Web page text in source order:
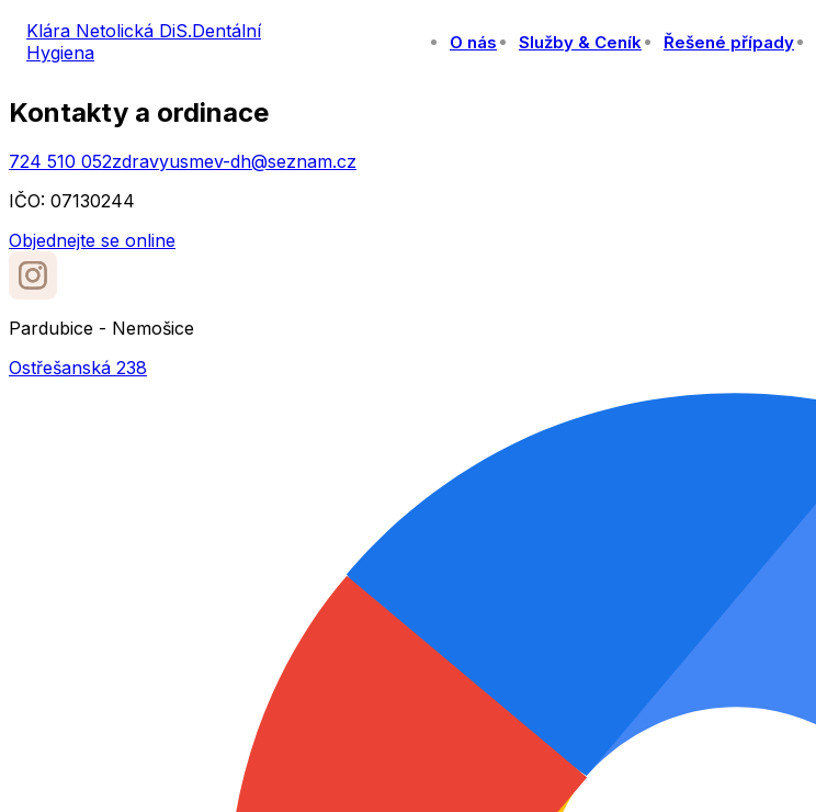
Klára Netolická DiS.Dentální
Hygiena
O nás Služby & Ceník Řešené případy
Kontakty a ordinace
724 510 052zdravyusmev-dh@seznam.cz
IČO: 07130244
Objednejte se online
Pardubice - Nemošice
Ostřešanská 238